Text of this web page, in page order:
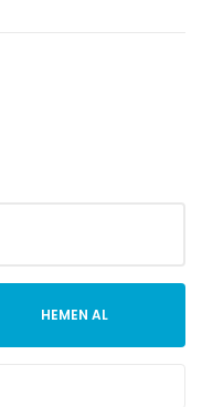
HEMEN AL